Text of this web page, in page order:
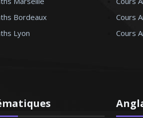
Bordeaux
Lyon
Cours
Cours